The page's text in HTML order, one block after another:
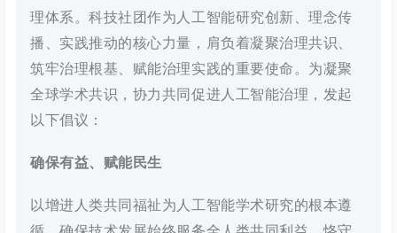
理体系。科技社团作为人工智能研究创新、理念传
播、实践推动的核心力量，肩负着凝聚治理共识、
筑牢治理根基、赋能治理实践的重要使命。为凝聚
全球学术共识，协力共同促进人工智能治理，发起
以下倡议：
确保有益、赋能民生
以增进人类共同福祉为人工智能学术研究的根本遵